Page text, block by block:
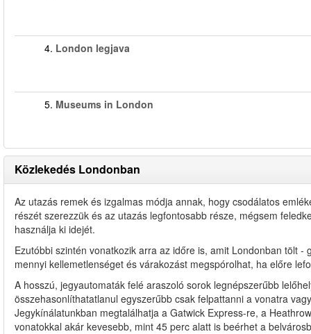
4. London legjava
5. Museums in London
Közlekedés Londonban
Az utazás remek és izgalmas módja annak, hogy csodálatos
részét szerezzük és az utazás legfontosabb része, mégsem
használja ki idejét.
Ezutóbbi szintén vonatkozik arra az időre is, amit Londonban tölt
mennyi kellemetlenséget és várakozást megspórolhat, ha előre
A hosszú, jegyautomaták felé araszoló sorok legnépszerűbb
összehasonlíthatatlanul egyszerűbb csak felpattanni a vonatra
Jegykínálatunkban megtalálhatja a Gatwick Express-re, a
vonatokkal akár kevesebb, mint 45 perc alatt is beérhet a